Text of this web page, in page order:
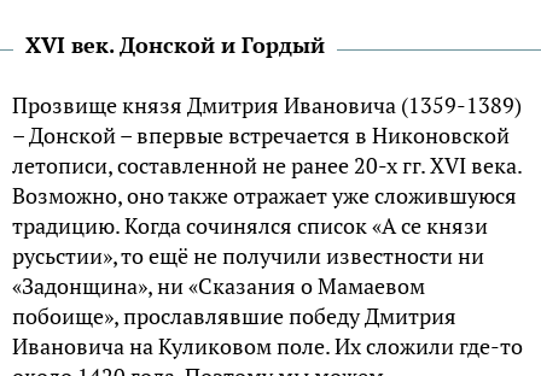
XVI век. Донской и Гордый
Прозвище князя Дмитрия Ивановича (1359-1389)
– Донской – впервые встречается в Никоновской
летописи, составленной не ранее 20-х гг. XVI века.
Возможно, оно также отражает уже сложившуюся
традицию. Когда сочинялся список «А се князи
русьстии», то ещё не получили известности ни
«Задонщина», ни «Сказания о Мамаевом
побоище», прославлявшие победу Дмитрия
Ивановича на Куликовом поле. Их сложили где-то